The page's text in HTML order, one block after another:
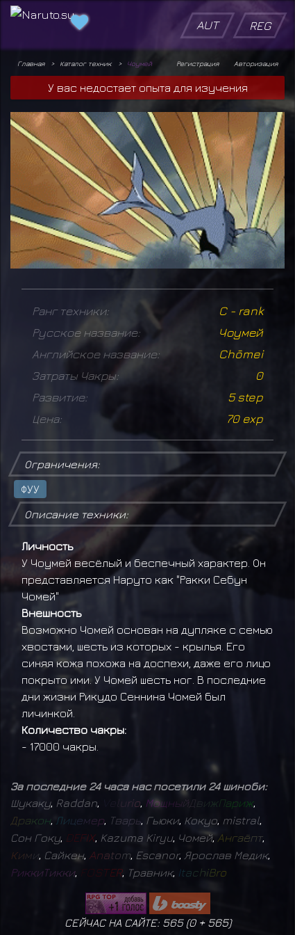
AUT REG
Главная Каталог техник Чоумей Авторизация
Регистрация
У вас недостает опыта для изучения
Ранг техники:
C - rank
Русское название:
Чоумей
Английское название:
Chōmei
Затраты Чакры:
0
Развитие:
5 step
Цена:
70 exp
Ограничения:
ФУУ
Описание техники:
Личность
У Чоумей весёлый и беспечный характер. Он
представляется Наруто как "Ракки Себун
Чомей"
Внешность
Возможно Чомей основан на дупляке с семью
хвостами, шесть из которых - крылья. Его
синяя кожа похожа на доспехи, даже его лицо
покрыто ими. У Чомей шесть ног. В последние
дни жизни Рикудо Сеннина Чомей был
личинкой.
Количество чакры:
- 17000 чакры.
За последние 24 часа нас посетили 24 шиноби:
Шукаку, Raddan urio Мощный Д ижПариж,
Дракон, Лицемер Тварь Гьюки, Кокуо mistral
Сон Гоку, DEFIX, Kazuma Kiryu, Чомей, Ангаёпт,
Кими Сайкен, Anatom Escanor, Ярослав Медик,
РиккиТикки, O STER, Травник, ItachiBro
СЕЙЧАС НА САЙТЕ: 565 (0+ 565)